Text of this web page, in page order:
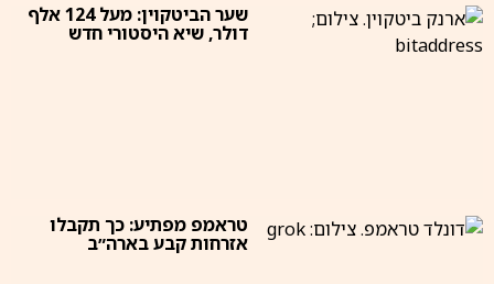
שער הביטקוין: מעל 124 אלף
דולר, שיא היסטורי חדש
טראמפ מפתיע: כך תקבלו
אזרחות קבע בארה״ב